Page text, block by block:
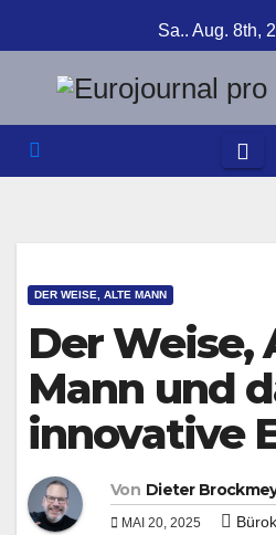
Inhalt
springen
Sa.. Aug. 8th,
DER WEISE, ALTE MANN
Der Weise,
Mann und
innovative
Von Dieter
MAI 20, 2025